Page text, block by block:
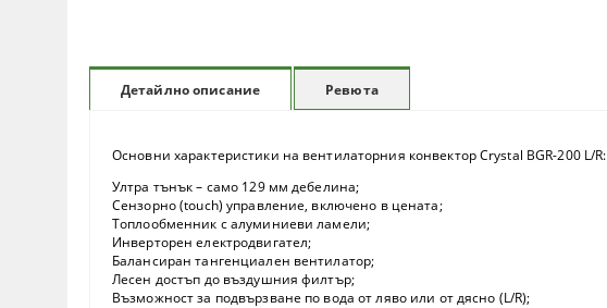
Детайлно описание Ревюта
Основни характеристики на вентилаторния конвектор Crystal BGR-200 L/R:
Ултра тънък – само 129 мм дебелина;
Сензорно (touch) управление, включено в цената;
Топлообменник с алуминиеви ламели;
Инверторен електродвигател;
Балансиран тангенциален вентилатор;
Лесен достъп до въздушния филтър;
Възможност за подвързване по вода от ляво или от дясно (L/R);